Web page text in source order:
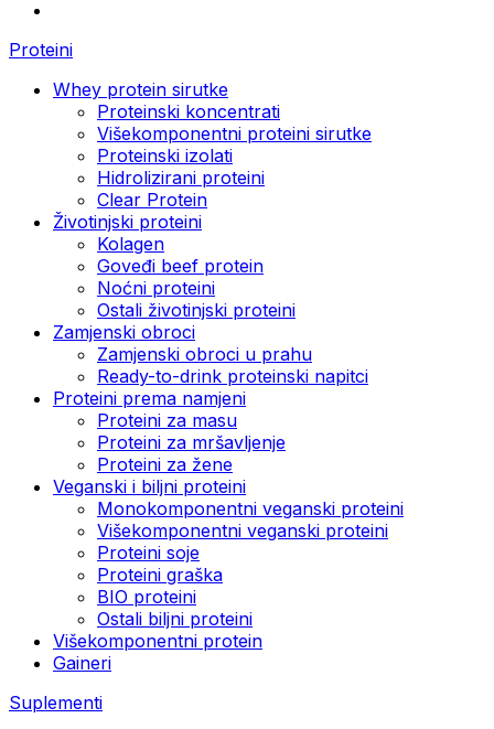
Proteini
Whey protein sirutke
Proteinski koncentrati
Višekomponentni proteini sirutke
Proteinski izolati
Hidrolizirani proteini
Clear Protein
Životinjski proteini
Kolagen
Goveđi beef protein
Noćni proteini
Ostali životinjski proteini
Zamjenski obroci
Zamjenski obroci u prahu
Ready-to-drink proteinski napitci
Proteini prema namjeni
Proteini za masu
Proteini za mršavljenje
Proteini za žene
Veganski i biljni proteini
Monokomponentni veganski proteini
Višekomponentni veganski proteini
Proteini soje
Proteini graška
BIO proteini
Ostali biljni proteini
Višekomponentni protein
Gaineri
Suplementi